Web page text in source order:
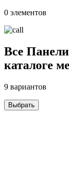
0 элементов
Все
каталоге
9 вариантов
Выбрать